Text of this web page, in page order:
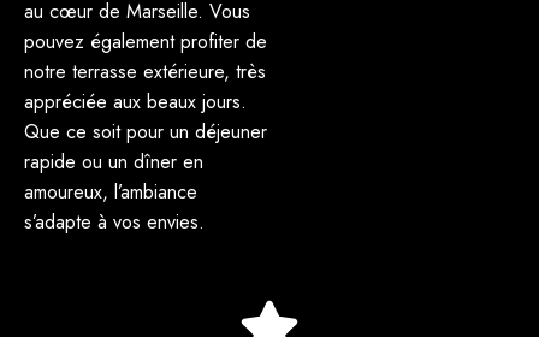
au cœur de Marseille. Vous
pouvez également profiter de
notre terrasse extérieure, très
appréciée aux beaux jours.
Que ce soit pour un déjeuner
rapide ou un dîner en
amoureux, l’ambiance
s’adapte à vos envies.